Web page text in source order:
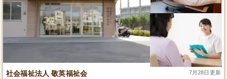
社会福祉法人 敬英福祉会 7月28日更新